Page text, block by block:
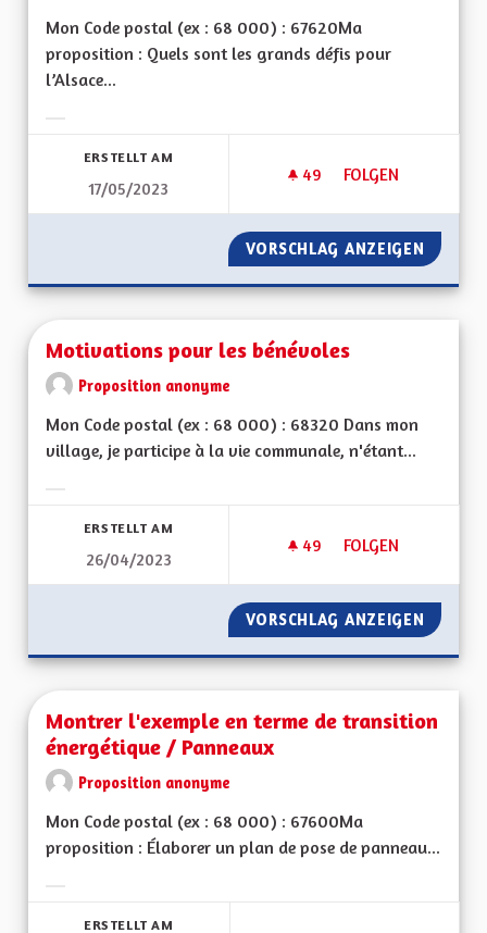
Mon Code postal (ex : 68 000) : 67620Ma
proposition : Quels sont les grands défis pour
l’Alsace...
ERSTELLT AM
17/05/2023
49 49 FOLLOWER
FOLGEN
MOYENS POUR LES
VORSCHLAG ANZEIGEN
Motivations pour les bénévoles
Proposition anonyme
Mon Code postal (ex : 68 000) : 68320 Dans mon
village, je participe à la vie communale, n'étant...
ERSTELLT AM
26/04/2023
49 49 FOLLOWER
FOLGEN
MOTIVATIONS
VORSCHLAG ANZEIGEN
Montrer l'exemple en terme de transition
énergétique / Panneaux
Proposition anonyme
Mon Code postal (ex : 68 000) : 67600Ma
proposition : Élaborer un plan de pose de panneau...
ERSTELLT AM